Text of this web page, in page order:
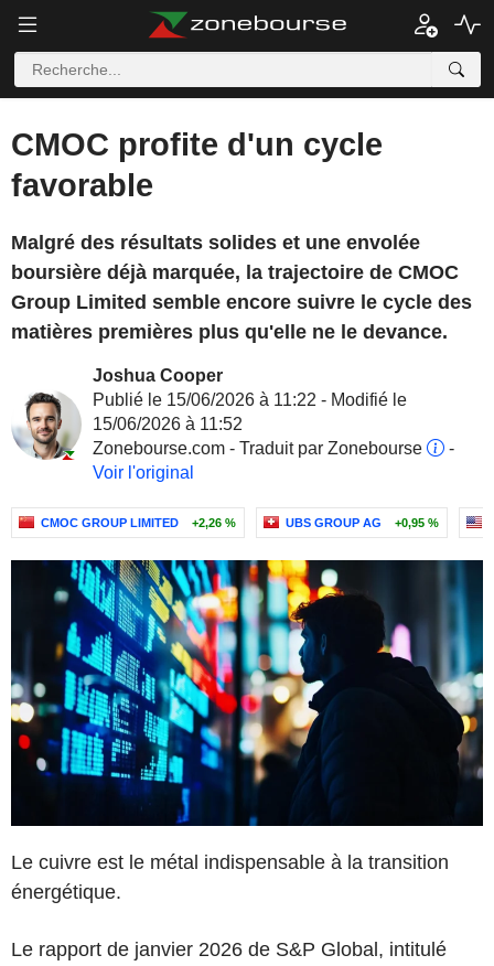
CMOC profite d'un cycle
favorable
Malgré des résultats solides et une envolée
boursière déjà marquée, la trajectoire de CMOC
Group Limited semble encore suivre le cycle des
matières premières plus qu'elle ne le devance.
Joshua Cooper
Publié le 15/06/2026 à 11:22 - Modifié le
15/06/2026 à 11:52
Zonebourse.com - Traduit par Zonebourse
-
Voir l'original
CMOC GROUP LIMITED +2,26 % UBS GROUP AG +0,95 %
Le cuivre est le métal indispensable à la transition
énergétique.
Le rapport de janvier 2026 de S&P Global, intitulé